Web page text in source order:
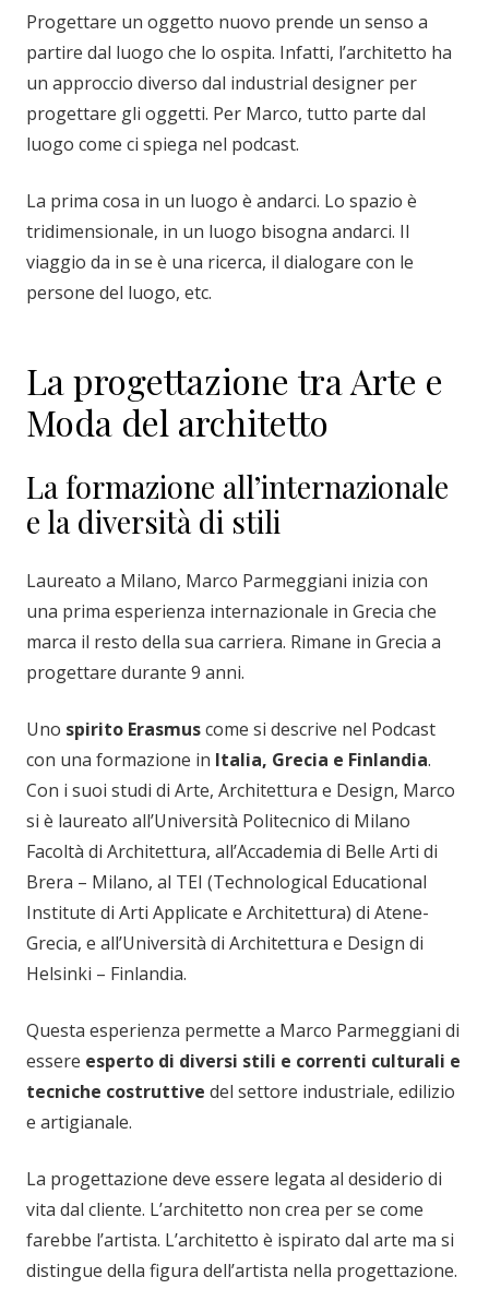
Progettare un oggetto nuovo prende un senso a
partire dal luogo che lo ospita. Infatti, l’architetto ha
un approccio diverso dal industrial designer per
progettare gli oggetti. Per Marco, tutto parte dal
luogo come ci spiega nel podcast.
La prima cosa in un luogo è andarci. Lo spazio è
tridimensionale, in un luogo bisogna andarci. Il
viaggio da in se è una ricerca, il dialogare con le
persone del luogo, etc.
La progettazione tra Arte e
Moda del architetto
La formazione all’internazionale
e la diversità di stili
Laureato a Milano, Marco Parmeggiani inizia con
una prima esperienza internazionale in Grecia che
marca il resto della sua carriera. Rimane in Grecia a
progettare durante 9 anni.
Uno spirito Erasmuscome si descrive nel Podcast
con una formazione in Italia, Grecia e Finlandia.
Con i suoi studi di Arte, Architettura e Design, Marco
si è laureato all’Università Politecnico di Milano
Facoltà di Architettura, all’Accademia di Belle Arti di
Brera – Milano, al TEI (Technological Educational
Institute di Arti Applicate e Architettura) di Atene-
Grecia, e all’Università di Architettura e Design di
Helsinki – Finlandia.
Questa esperienza permette a Marco Parmeggiani di
essere esperto di diversi stili e correnti culturali e
tecniche costruttive del settore industriale, edilizio
e artigianale.
La progettazione deve essere legata al desiderio di
vita dal cliente. L’architetto non crea per se come
farebbe l’artista. L’architetto è ispirato dal arte ma si
distingue della figura dell’artista nella progettazione.